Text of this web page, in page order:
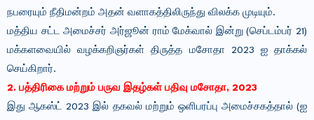
நபரையும் நீதிமன்றம் அதன் வளாகத்திலிருந்து விலக்க முடியும்.
மத்திய சட்ட அமைச்சர் அர்ஜூன் ராம் மேக்வால் இன்று (செப்டம்பர் 21)
மக்களவையில் வழக்கறிஞர்கள் திருத்த மசோதா 2023 ஐ தாக்கல்
செய்கிறார்.
2. பத்திரிகை மற்றும் பருவ இதழ்கள் பதிவு மசோதா, 2023
இது ஆகஸ்ட் 2023 இல் தகவல் மற்றும் ஒளிபரப்பு அமைச்சகத்தால் (ஐ